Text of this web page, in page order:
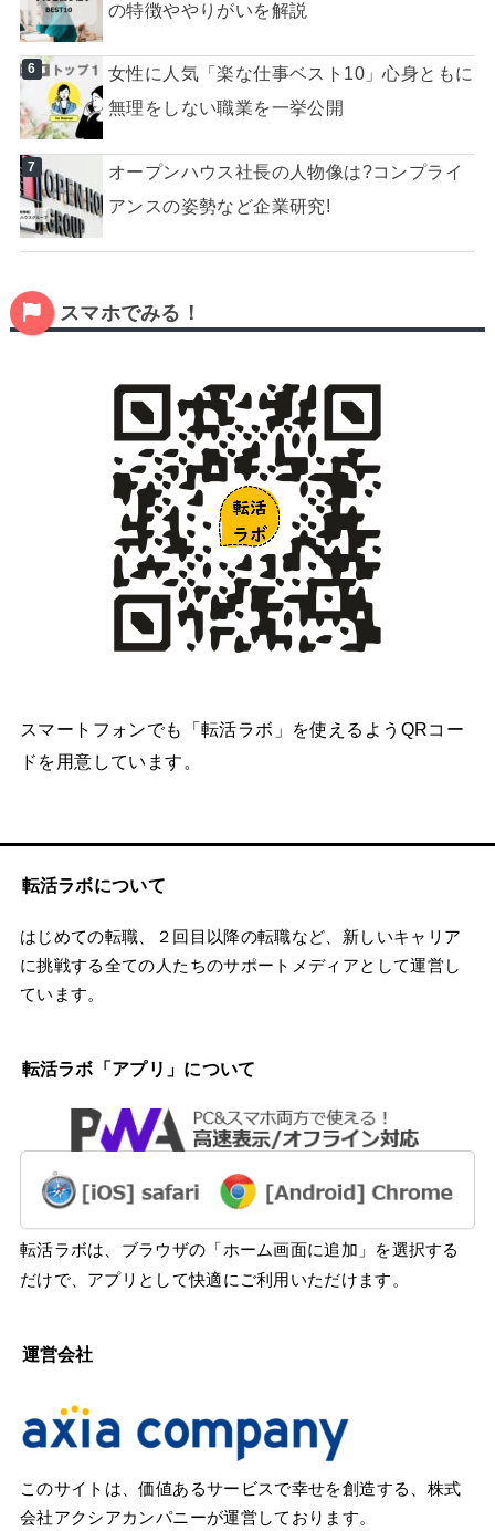
の特徴ややりがいを解説
女性に人気「楽な仕事ベスト10」心身ともに
無理をしない職業を一挙公開
オープンハウス社長の人物像は?コンプライ
アンスの姿勢など企業研究!
スマホでみる！
スマートフォンでも「転活ラボ」を使えるようQRコー
ドを用意しています。
転活ラボについて
はじめての転職、２回目以降の転職など、新しいキャリア
に挑戦する全ての人たちのサポートメディアとして運営し
ています。
転活ラボ「アプリ」について
転活ラボは、ブラウザの「ホーム画面に追加」を選択する
だけで、アプリとして快適にご利用いただけます。
運営会社
このサイトは、価値あるサービスで幸せを創造する、株式
会社アクシアカンパニーが運営しております。